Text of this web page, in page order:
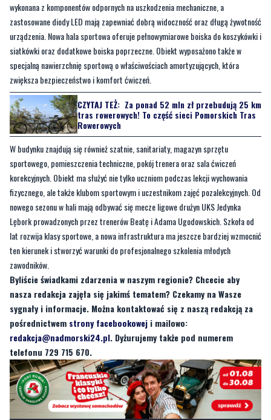
wykonana z komponentów odpornych na uszkodzenia mechaniczne, a
zastosowane diody LED mają zapewniać dobrą widoczność oraz długą żywotność
urządzenia. Nowa hala sportowa oferuje pełnowymiarowe boiska do koszykówki i
siatkówki oraz dodatkowe boiska poprzeczne. Obiekt wyposażono także w
specjalną nawierzchnię sportową o właściwościach amortyzujących, która
zwiększa bezpieczeństwo i komfort ćwiczeń.
CZYTAJ TEŻ: Za ponad 52 mln zł przebudują 25 km
tras rowerowych! To część sieci Pomorskich Tras
Rowerowych
W budynku znajdują się również szatnie, sanitariaty, magazyn sprzętu
sportowego, pomieszczenia techniczne, pokój trenera oraz sala ćwiczeń
korekcyjnych. Obiekt ma służyć nie tylko uczniom podczas lekcji wychowania
fizycznego, ale także klubom sportowym i uczestnikom zajęć pozalekcyjnych. Od
nowego sezonu w hali mają odbywać się mecze ligowe drużyn UKS Jedynka
Lębork prowadzonych przez trenerów Beatę i Adama Ugodowskich. Szkoła od
lat rozwija klasy sportowe, a nowa infrastruktura ma jeszcze bardziej wzmocnić
ten kierunek i stworzyć warunki do profesjonalnego szkolenia młodych
zawodników.
Byliście świadkami zdarzenia w naszym regionie? Chcecie aby
nasza redakcja zajęła się jakimś tematem? Czekamy na Wasze
sygnały i informacje. Można kontaktować się z naszą redakcją za
pośrednictwem strony facebookowej i mailowo:
redakcja@nadmorski24.pl. Dyżurujemy także pod numerem
telefonu 729 715 670.